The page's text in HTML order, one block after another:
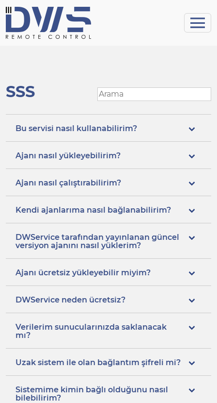
SSS
Bu servisi nasıl kullanabilirim?
Ajanı nasıl yükleyebilirim?
Ajanı nasıl çalıştırabilirim?
Kendi ajanlarıma nasıl bağlanabilirim?
DWService tarafından yayınlanan güncel
versiyon ajanını nasıl yüklerim?
Ajanı ücretsiz yükleyebilir miyim?
DWService neden ücretsiz?
Verilerim sunucularınızda saklanacak
mı?
Uzak sistem ile olan bağlantım şifreli mi?
Sistemime kimin bağlı olduğunu nasıl
bilebilirim?